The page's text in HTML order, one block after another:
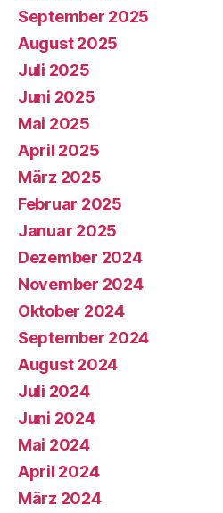
September 2025
August 2025
Juli 2025
Juni 2025
Mai 2025
April 2025
März 2025
Februar 2025
Januar 2025
Dezember 2024
November 2024
Oktober 2024
September 2024
August 2024
Juli 2024
Juni 2024
Mai 2024
April 2024
März 2024